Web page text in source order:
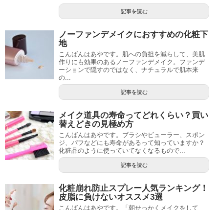
記事を読む
ノーファンデメイクにおすすめの化粧下
地
こんばんはあやです。肌への負担を減らして、美肌
作りにも効果のあるノーファンデメイク。ファンデ
ーションで隠すのではなく、ナチュラルで肌本来
の...
記事を読む
メイク道具の寿命ってどれくらい？買い
替えどきの見極め方
こんばんはあやです。ブラシやビューラー、スポン
ジ、パフなどにも寿命があるって知っていますか？
化粧品のように使っていてなくなるもので...
記事を読む
化粧崩れ防止スプレー人気ランキング！
皮脂に負けないオススメ3選
こんばんはあやです。「朝せっかくメイクをして